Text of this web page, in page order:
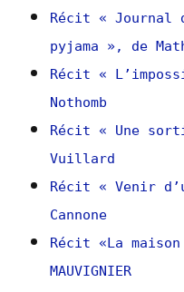
Récit « Journal
pyjama », de
Récit «
Nothomb
Récit « Une
Vuillard
Récit « Venir
Cannone
Récit «La
MAUVIGNIER